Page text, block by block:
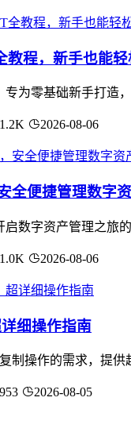
教程，新手也能
专为零基础新手打造
1.2K 2026-08-06
全便捷管理数字
启数字资产管理之旅
1.0K 2026-08-06
细操作指南
制操作的需求，提
953 2026-08-05